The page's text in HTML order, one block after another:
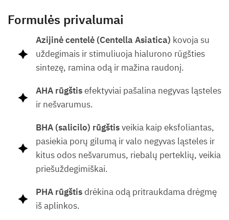
Formulės privalumai
Azijinė centelė (Centella Asiatica) kovoja su
uždegimais ir stimuliuoja hialurono rūgšties
sintezę, ramina odą ir mažina raudonį.
AHA rūgštisefektyviai pašalina negyvas ląsteles
ir nešvarumus.
BHA (salicilo) rūgštisveikia kaip eksfoliantas,
pasiekia porų gilumą ir valo negyvas ląsteles ir
kitus odos nešvarumus, riebalų perteklių, veikia
priešuždegimiškai.
PHA rūgštis drėkina odą pritraukdama drėgmę
iš aplinkos.